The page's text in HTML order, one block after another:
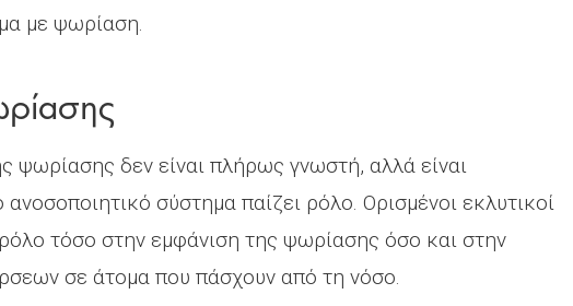
με ψωρίαση.
ψωρίασης δεν είναι πλήρως γνωστή, αλλά είναι
ανοσοποιητικό σύστημα παίζει ρόλο. Ορισμένοι εκλυτικοί
τόσο στην εμφάνιση της ψωρίασης όσο και στην
σε άτομα που πάσχουν από τη νόσο.